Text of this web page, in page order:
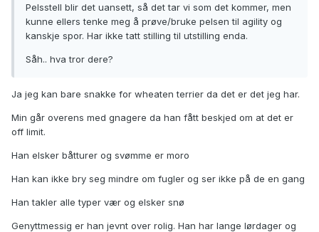
Pelsstell blir det uansett, så det tar vi som det kommer, men
kunne ellers tenke meg å prøve/bruke pelsen til agility og
kanskje spor. Har ikke tatt stilling til utstilling enda.
Såh.. hva tror dere?
Ja jeg kan bare snakke for wheaten terrier da det er det jeg har.
Min går overens med gnagere da han fått beskjed om at det er
off limit.
Han elsker båtturer og svømme er moro
Han kan ikke bry seg mindre om fugler og ser ikke på de en gang
Han takler alle typer vær og elsker snø
Genyttmessig er han jevnt over rolig. Han har lange lørdager og